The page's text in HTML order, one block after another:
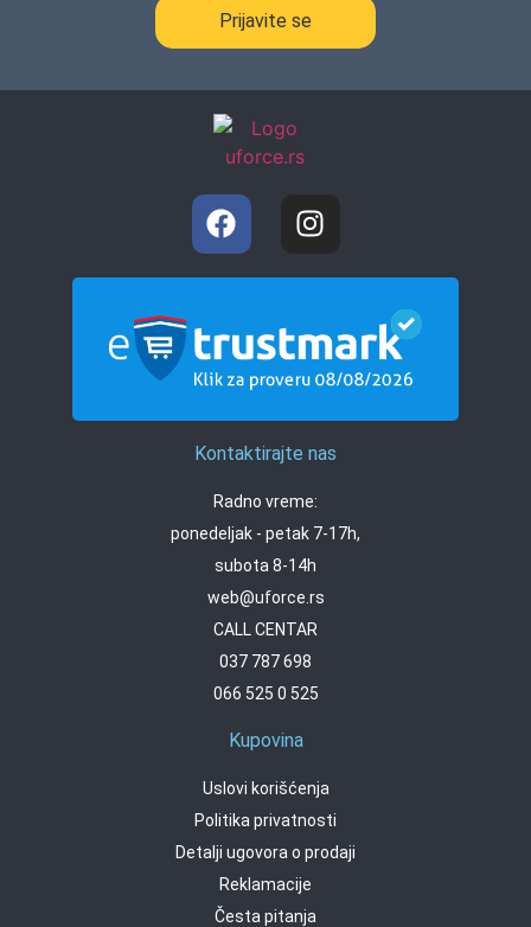
Prijavite se
Kontaktirajte nas
Radno vreme:
ponedeljak - petak 7-17h,
subota 8-14h
web@uforce.rs
CALL CENTAR
037 787 698
066 525 0 525
Kupovina
Uslovi korišćenja
Politika privatnosti
Detalji ugovora o prodaji
Reklamacije
Česta pitanja